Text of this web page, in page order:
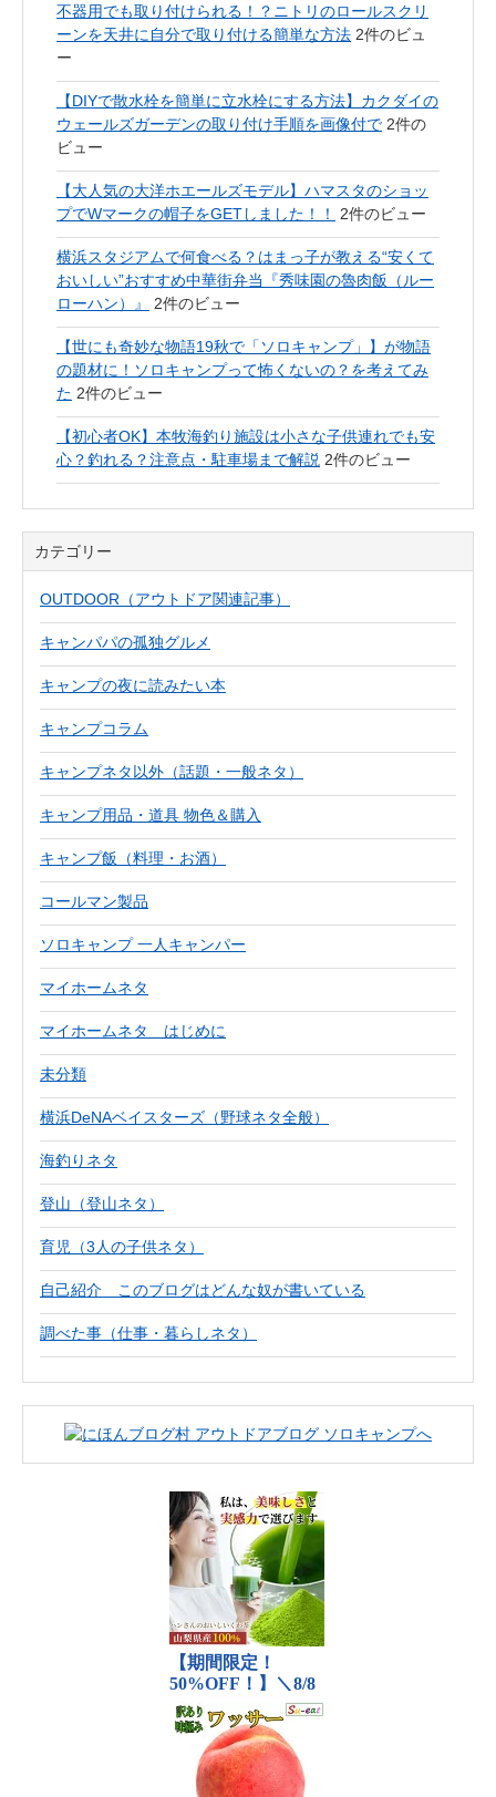
不器用でも取り付けられる！？ニトリのロールスクリ
ーンを天井に自分で取り付ける簡単な方法 2件のビュ
ー
【DIYで散水栓を簡単に立水栓にする方法】カクダイの
ウェールズガーデンの取り付け手順を画像付で 2件の
ビュー
【大人気の大洋ホエールズモデル】ハマスタのショッ
プでWマークの帽子をGETしました！！
2件のビュー
横浜スタジアムで何食べる？はまっ子が教える“安くて
おいしい”おすすめ中華街弁当『秀味園の魯肉飯（ルー
ローハン）』
2件のビュー
【世にも奇妙な物語19秋で「ソロキャンプ」】が物語
の題材に！ソロキャンプって怖くないの？を考えてみ
た 2件のビュー
【初心者OK】本牧海釣り施設は小さな子供連れでも安
心？釣れる？注意点・駐車場まで解説 2件のビュー
カテゴリー
OUTDOOR（アウトドア関連記事）
キャンパパの孤独グルメ
キャンプの夜に読みたい本
キャンプコラム
キャンプネタ以外（話題・一般ネタ）
キャンプ用品・道具 物色＆購入
キャンプ飯（料理・お酒）
コールマン製品
ソロキャンプ 一人キャンパー
マイホームネタ
マイホームネタ はじめに
未分類
横浜DeNAベイスターズ（野球ネタ全般）
海釣りネタ
登山（登山ネタ）
育児（3人の子供ネタ）
自己紹介 このブログはどんな奴が書いている
調べた事（仕事・暮らしネタ）